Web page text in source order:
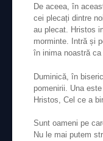
De aceea, în
cei plecați dintre
au plecat. Hristos
morminte. Intră și
în inima noastră
Duminică, în
pomenirii. Una
Hristos, Cel ce a
Sunt oameni pe
Nu le mai putem